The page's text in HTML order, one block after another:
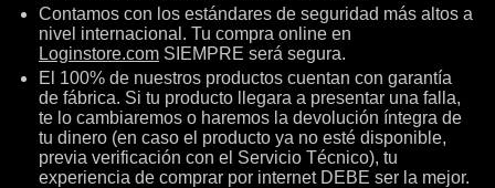
Contamos con los estándares de seguridad más altos a
nivel internacional. Tu compra online en
Loginstore.com SIEMPRE será segura.
El 100% de nuestros productos cuentan con garantía
de fábrica. Si tu producto llegara a presentar una falla,
te lo cambiaremos o haremos la devolución íntegra de
tu dinero (en caso el producto ya no esté disponible,
previa verificación con el Servicio Técnico), tu
experiencia de comprar por internet DEBE ser la mejor.